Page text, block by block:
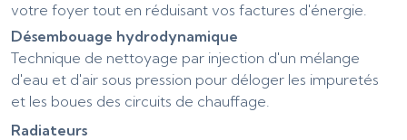
votre foyer tout en réduisant vos factures d'énergie.
Désembouage hydrodynamique
Technique de nettoyage par injection d'un mélange
d'eau et d'air sous pression pour déloger les impuretés
et les boues des circuits de chauffage.
Radiateurs